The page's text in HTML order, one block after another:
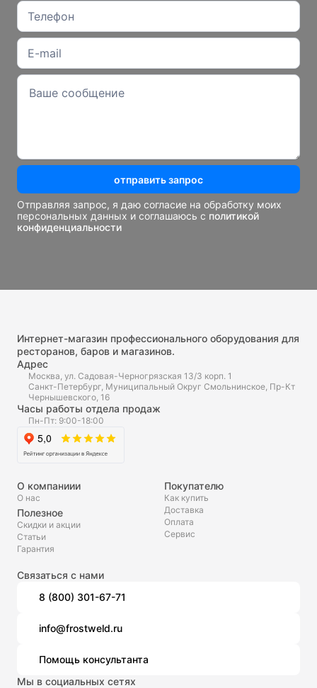
отправить запрос
Отправляя запрос, я даю согласие на обработку моих
персональных данных и соглашаюсь с политикой
конфиденциальности
Интернет-магазин профессионального оборудования для
ресторанов, баров и магазинов.
Адрес
Москва, ул. Садовая-Черногрязская 13/3 корп. 1
Санкт-Петербург, Муниципальный Округ Смольнинское, Пр-Кт
Чернышевского, 16
Часы работы отдела продаж
Пн-Пт: 9:00-18:00
О компаниии
О нас
Полезное
Скидки и акции
Статьи
Гарантия
Покупателю
Как купить
Доставка
Оплата
Сервис
Связаться с нами
8 (800) 301-67-71
info@frostweld.ru
Помощь консультанта
Мы в социальных сетях